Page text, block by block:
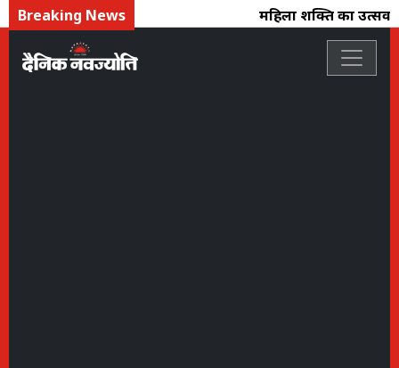
Breaking News महिला शक्ति का उत्सव